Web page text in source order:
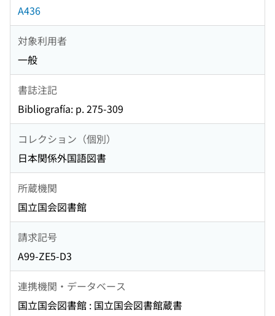
A436
対象利用者
一般
書誌注記
Bibliografía: p. 275-309
コレクション（個別）
日本関係外国語図書
所蔵機関
国立国会図書館
請求記号
A99-ZE5-D3
連携機関・データベース
国立国会図書館 : 国立国会図書館蔵書